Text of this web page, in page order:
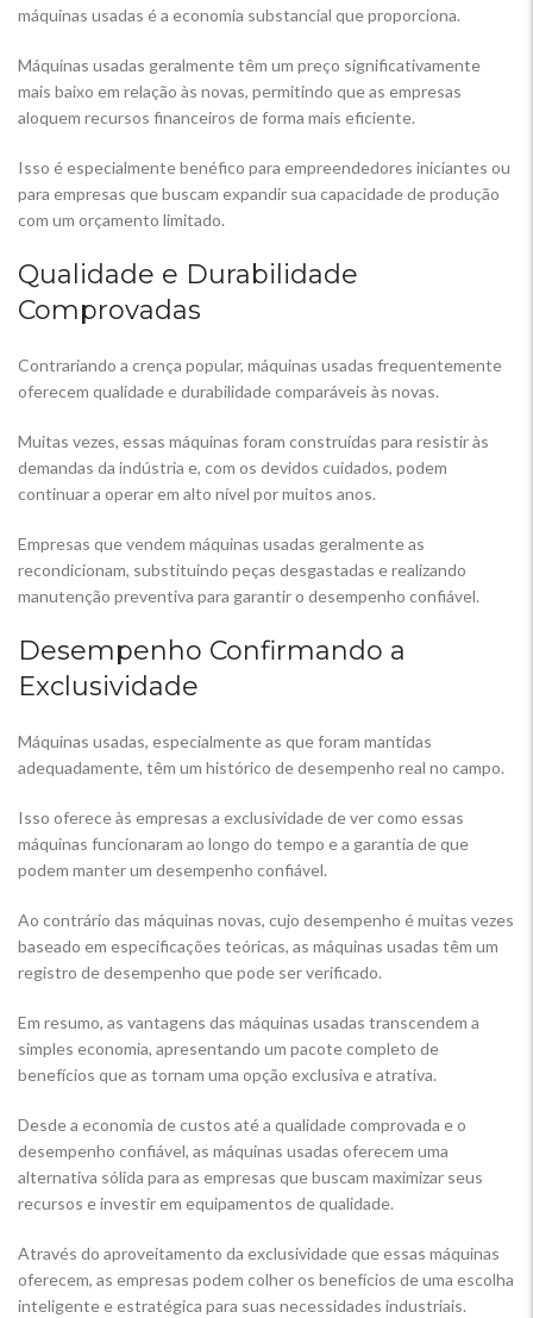
máquinas usadas é a economia substancial que proporciona.
Máquinas usadas geralmente têm um preço significativamente
mais baixo em relação às novas, permitindo que as empresas
aloquem recursos financeiros de forma mais eficiente.
Isso é especialmente benéfico para empreendedores iniciantes ou
para empresas que buscam expandir sua capacidade de produção
com um orçamento limitado.
Qualidade e Durabilidade
Comprovadas
Contrariando a crença popular, máquinas usadas frequentemente
oferecem qualidade e durabilidade comparáveis ​​às novas.
Muitas vezes, essas máquinas foram construídas para resistir às
demandas da indústria e, com os devidos cuidados, podem
continuar a operar em alto nível por muitos anos.
Empresas que vendem máquinas usadas geralmente as
recondicionam, substituindo peças desgastadas e realizando
manutenção preventiva para garantir o desempenho confiável.
Desempenho Confirmando a
Exclusividade
Máquinas usadas, especialmente as que foram mantidas
adequadamente, têm um histórico de desempenho real no campo.
Isso oferece às empresas a exclusividade de ver como essas
máquinas funcionaram ao longo do tempo e a garantia de que
podem manter um desempenho confiável.
Ao contrário das máquinas novas, cujo desempenho é muitas vezes
baseado em especificações teóricas, as máquinas usadas têm um
registro de desempenho que pode ser verificado.
Em resumo, as vantagens das máquinas usadas transcendem a
simples economia, apresentando um pacote completo de
benefícios que as tornam uma opção exclusiva e atrativa.
Desde a economia de custos até a qualidade comprovada e o
desempenho confiável, as máquinas usadas oferecem uma
alternativa sólida para as empresas que buscam maximizar seus
recursos e investir em equipamentos de qualidade.
Através do aproveitamento da exclusividade que essas máquinas
oferecem, as empresas podem colher os benefícios de uma escolha
inteligente e estratégica para suas necessidades industriais.